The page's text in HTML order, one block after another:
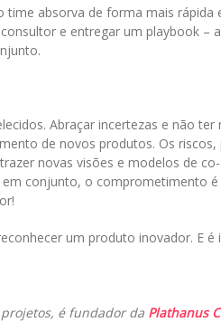
absorva de forma mais rápida
e entregar um playbook –
Abraçar incertezas e não ter
de novos produtos. Os
novas visões e modelos de
conjunto, o comprometimento
um produto inovador. E é
é fundador da Plathanus